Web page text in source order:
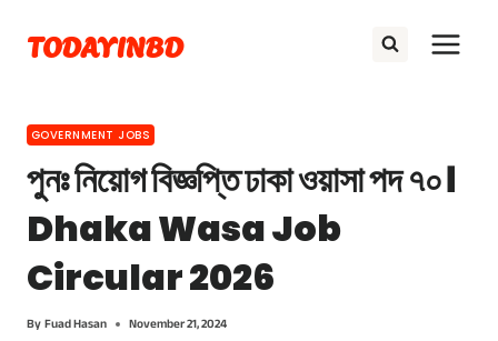
content
TODAYINBD
GOVERNMENT JOBS
পুনঃ নিয়োগ বিজ্ঞপ্তি ঢাকা ওয়াসা পদ ৭০।
Dhaka Wasa Job
Circular 2026
ByFuad Hasan November 21, 2024